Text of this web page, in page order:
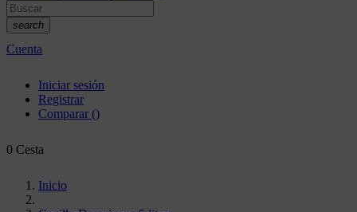
search
Cuenta
Iniciar sesión
Registrar
Comparar ()
0 Cesta
Inicio